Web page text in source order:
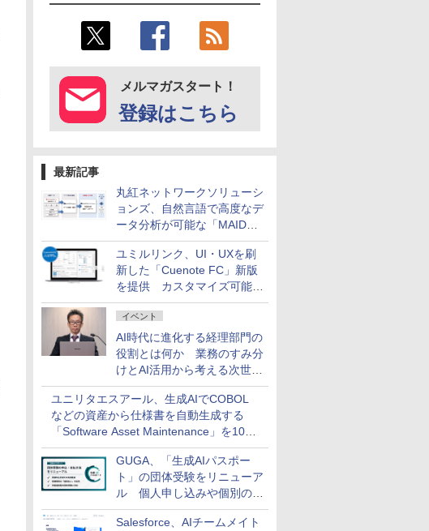
メルマガスタート！
登録はこちら
最新記事
丸紅ネットワークソリューシ
ョンズ、自然言語で高度なデ
ータ分析が可能な「MAIDOA
AI ASSIST」を9月より提供
ユミルリンク、UI・UXを刷
新した「Cuenote FC」新版
を提供 カスタマイズ可能な
ダッシュボード画面を搭載
イベント
AI時代に進化する経理部門の
役割とは何か 業務のすみ分
けとAI活用から考える次世代
ファイナンス戦略
ユニリタエスアール、生成AIでCOBOL
などの資産から仕様書を自動生成する
「Software Asset Maintenance」を10月
に発売
GUGA、「生成AIパスポー
ト」の団体受験をリニューア
ル 個人申し込みや個別の支
払いなどに対応
Salesforce、AIチームメイト